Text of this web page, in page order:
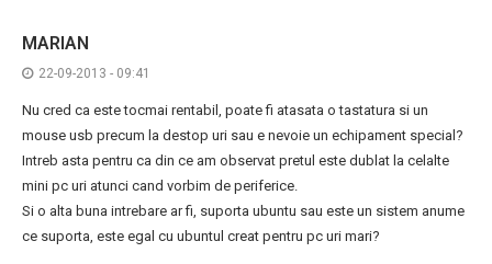
MARIAN
22-09-2013 - 09:41
Nu cred ca este tocmai rentabil, poate fi atasata o tastatura si un
mouse usb precum la destop uri sau e nevoie un echipament special?
Intreb asta pentru ca din ce am observat pretul este dublat la celalte
mini pc uri atunci cand vorbim de periferice.
Si o alta buna intrebare ar fi, suporta ubuntu sau este un sistem anume
ce suporta, este egal cu ubuntul creat pentru pc uri mari?